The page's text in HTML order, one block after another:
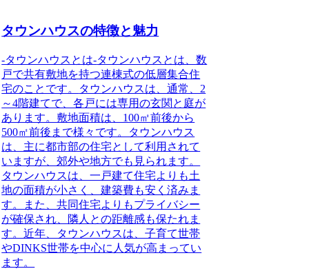
タウンハウスの特徴と魅力
-タウンハウスとは-タウンハウスとは、数
戸で共有敷地を持つ連棟式の低層集合住
宅のことです。
タウンハウスは、通常、2
～4階建てで、各戸には専用の玄関と庭が
あります。敷地面積は、100㎡前後から
500㎡前後まで様々です。タウンハウス
は、主に都市部の住宅として利用されて
いますが、郊外や地方でも見られます。
タウンハウスは、一戸建て住宅よりも土
地の面積が小さく、建築費も安く済みま
す。また、共同住宅よりもプライバシー
が確保され、隣人との距離感も保たれま
す。近年、タウンハウスは、子育て世帯
やDINKS世帯を中心に人気が高まってい
ます。